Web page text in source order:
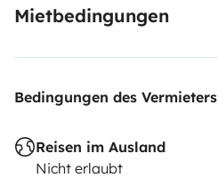
Mietbedingungen
Bedingungen des Vermieters
Reisen im Ausland
Nicht erlaubt